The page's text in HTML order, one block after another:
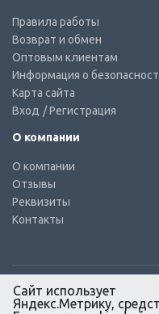
Правила работы
Возврат и обмен
Оптовым клиентам
Информация о
Карта сайта
Вход / Регистрация
О компании
О компании
Отзывы
Реквизиты
Контакты
© КТС-Дизель –
Сайт использует
Яндекс.Метрику,